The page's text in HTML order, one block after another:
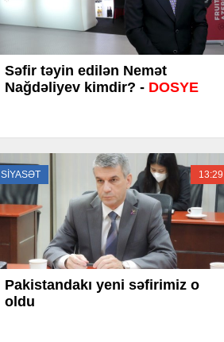
Səfir təyin edilən Nemət
Nağdəliyev kimdir? - DOSYE
SİYASƏT 13:29
Pakistandakı yeni səfirimiz o
oldu